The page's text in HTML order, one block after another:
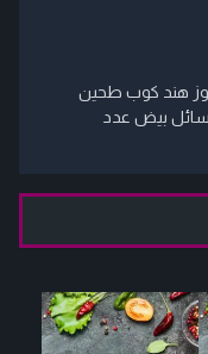
هند كوب طحين
بيض عدد